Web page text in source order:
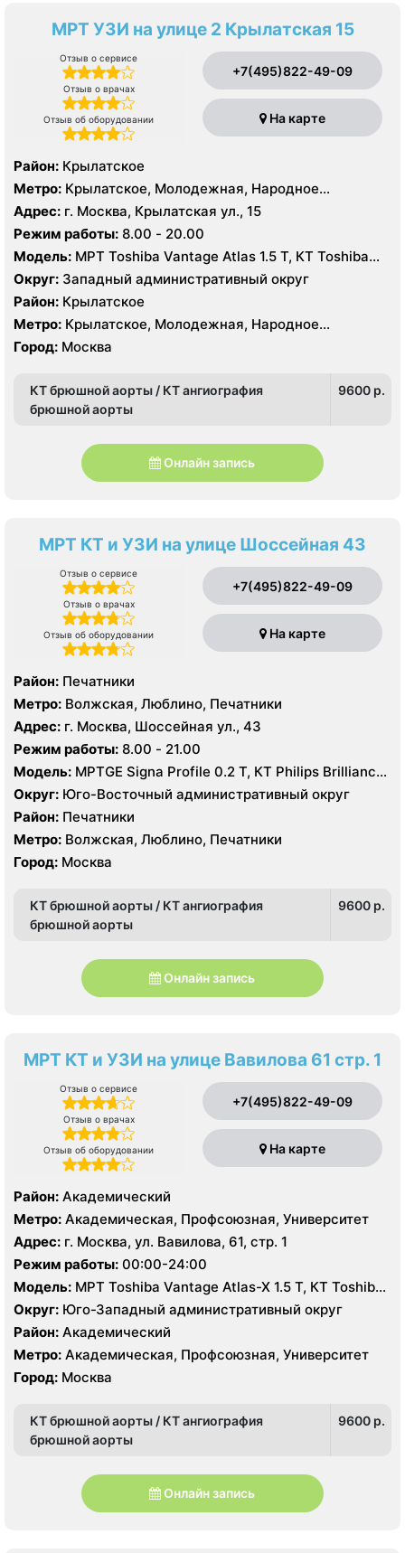
МРТ УЗИ на улице 2 Крылатская 15
Отзыв о сервисе
Отзыв о врачах
Отзыв об оборудовании
+7(495)822-49-09
На карте
Район: Крылатское
Метро: Крылатское, Молодежная, Народное
Ополчение
Адрес: г. Москва, Крылатская ул., 15
Режим работы: 8.00 - 20.00
Модель: МРТ Toshiba Vantage Atlas 1.5 Т, КТ Toshiba
Aquilion 64 среза, УЗИ Toshiba Aplio 500
Округ: Западный административный округ
Район: Крылатское
Метро: Крылатское, Молодежная, Народное
Ополчение
Город: Москва
КТ брюшной аорты / КТ ангиография
брюшной аорты
9600 p.
Онлайн запись
МРТ КТ и УЗИ на улице Шоссейная 43
Отзыв о сервисе
Отзыв о врачах
Отзыв об оборудовании
+7(495)822-49-09
На карте
Район: Печатники
Метро: Волжская, Люблино, Печатники
Адрес: г. Москва, Шоссейная ул., 43
Режим работы: 8.00 - 21.00
Модель: МРТGE Signa Profile 0.2 Т, КТ Philips Brilliance
CT 64 среза, УЗИ GE LOGIQ 5 Expert
Округ: Юго-Восточный административный округ
Район: Печатники
Метро: Волжская, Люблино, Печатники
Город: Москва
КТ брюшной аорты / КТ ангиография
брюшной аорты
9600 p.
Онлайн запись
МРТ КТ и УЗИ на улице Вавилова 61 стр. 1
Отзыв о сервисе
Отзыв о врачах
Отзыв об оборудовании
+7(495)822-49-09
На карте
Район: Академический
Метро: Академическая, Профсоюзная, Университет
Адрес: г. Москва, ул. Вавилова, 61, стр. 1
Режим работы: 00:00-24:00
Модель: МРТ Toshiba Vantage Atlas-X 1.5 Т, КТ Toshiba
Aquilion 64 среза, УЗИ Toshiba Aplio 500, GE Vivid 7
Округ: Юго-Западный административный округ
Район: Академический
Метро: Академическая, Профсоюзная, Университет
Город: Москва
КТ брюшной аорты / КТ ангиография
брюшной аорты
9600 p.
Онлайн запись